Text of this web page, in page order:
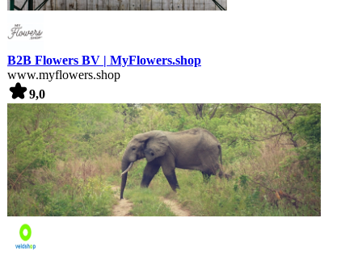
B2B Flowers BV | MyFlowers.shop
www.myflowers.shop
9,0